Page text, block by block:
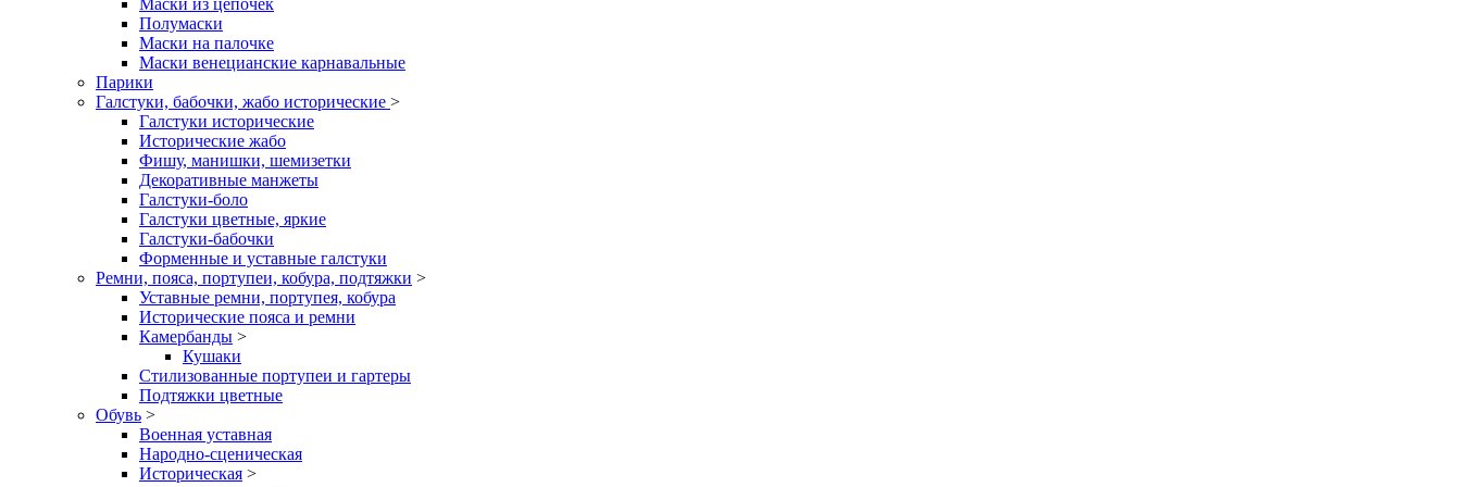
Маски из цепочек
Полумаски
Маски на палочке
Маски венецианские карнавальные
Парики
Галстуки, бабочки, жабо исторические >
Галстуки исторические
Исторические жабо
Фишу, манишки, шемизетки
Декоративные манжеты
Галстуки-боло
Галстуки цветные, яркие
Галстуки-бабочки
Форменные и уставные галстуки
Ремни, пояса, портупеи, кобура, подтяжки >
Уставные ремни, портупея, кобура
Исторические пояса и ремни
Камербанды >
Кушаки
Стилизованные портупеи и гартеры
Подтяжки цветные
Обувь >
Военная уставная
Народно-сценическая
Историческая >